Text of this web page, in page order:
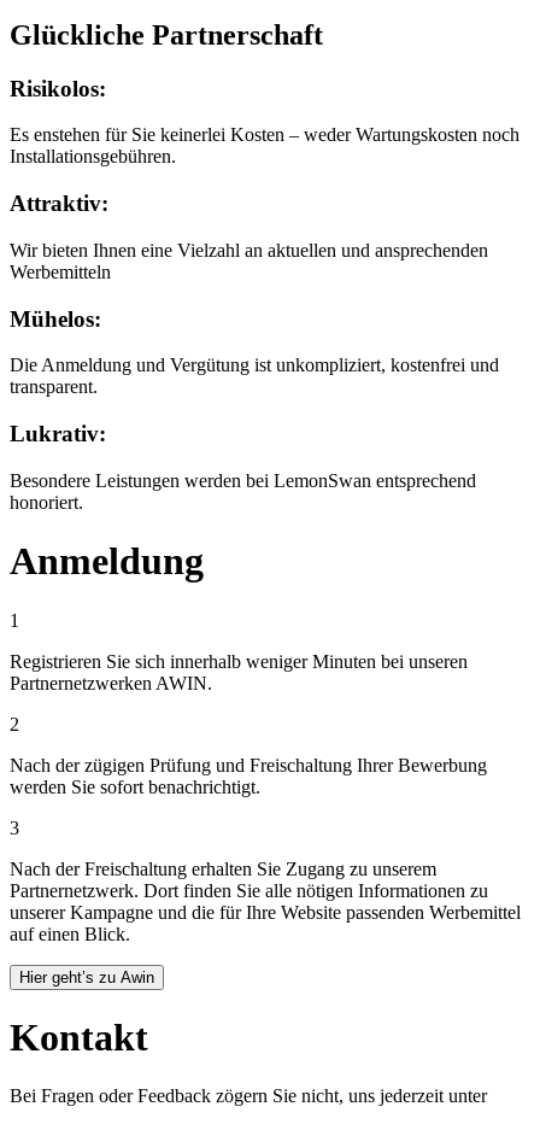
Glückliche Partnerschaft
Risikolos:
Es enstehen für Sie keinerlei Kosten – weder Wartungskosten noch
Installationsgebühren.
Attraktiv:
Wir bieten Ihnen eine Vielzahl an aktuellen und ansprechenden
Werbemitteln
Mühelos:
Die Anmeldung und Vergütung ist unkompliziert, kostenfrei und
transparent.
Lukrativ:
Besondere Leistungen werden bei LemonSwan entsprechend
honoriert.
Anmeldung
1
Registrieren Sie sich innerhalb weniger Minuten bei unseren
Partnernetzwerken AWIN.
2
Nach der zügigen Prüfung und Freischaltung Ihrer Bewerbung
werden Sie sofort benachrichtigt.
3
Nach der Freischaltung erhalten Sie Zugang zu unserem
Partnernetzwerk. Dort finden Sie alle nötigen Informationen zu
unserer Kampagne und die für Ihre Website passenden Werbemittel
auf einen Blick.
Hier geht’s zu Awin
Kontakt
Bei Fragen oder Feedback zögern Sie nicht, uns jederzeit unter